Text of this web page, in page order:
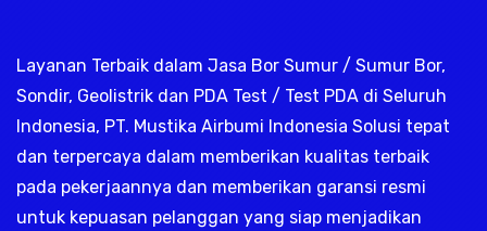
Layanan Terbaik dalam Jasa Bor Sumur / Sumur Bor,
Sondir, Geolistrik dan PDA Test / Test PDA di Seluruh
Indonesia, PT. Mustika Airbumi Indonesia Solusi tepat
dan terpercaya dalam memberikan kualitas terbaik
pada pekerjaannya dan memberikan garansi resmi
untuk kepuasan pelanggan yang siap menjadikan